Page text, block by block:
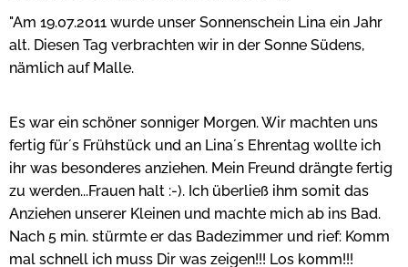
"Am 19.07.2011 wurde unser Sonnenschein Lina ein Jahr
alt. Diesen Tag verbrachten wir in der Sonne Südens,
nämlich auf Malle.
Es war ein schöner sonniger Morgen. Wir machten uns
fertig für´s Frühstück und an Lina´s Ehrentag wollte ich
ihr was besonderes anziehen. Mein Freund drängte fertig
zu werden...Frauen halt :-). Ich überließ ihm somit das
Anziehen unserer Kleinen und machte mich ab ins Bad.
Nach 5 min. stürmte er das Badezimmer und rief: Komm
mal schnell ich muss Dir was zeigen!!! Los komm!!!